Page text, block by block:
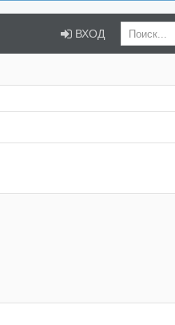
ВХОД